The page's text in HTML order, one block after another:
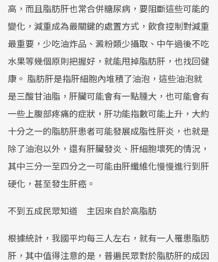
高，而且脂肪肝也常合併糖尿病，要阻斷這些可能的
變化，減重成為最關鍵的處置方式，飲食控制對減重
最重要，少吃油炸品、澱粉類少攝取、中午過後不吃
水果等幾個原則把握好，就能甩掉脂肪肝，也找回健
康。 脂肪肝是指肝細胞內堆積了油泡，這些油泡就
是三酸甘油脂，肝臟可能會有一點腫大，也可能會有
一些上腹部疼痛的症狀，肝功能指數可能上升，大約
十分之一的脂肪肝患者可能發展成脂性肝炎，也就是
除了油泡以外，還有肝臟發炎、肝細胞壞死的情況，
其中三分一至四分之一可能由肝纖維化慢慢進行到肝
硬化，甚至發生肝癌。
不到五成民眾知道 主因來自於高脂肪
根據統計，我國平均每三人左右，就有一人罹患脂肪
肝，其中值得注意的是，普遍民眾對於脂肪肝的成因